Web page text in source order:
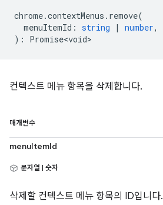
chrome.contextMenus . remove(
menuItemId : string | number,
) : Promise<void>
컨텍스트 메뉴 항목을 삭제합니다.
매개변수
menuItemId
문자열 | 숫자
삭제할 컨텍스트 메뉴 항목의 ID입니다.